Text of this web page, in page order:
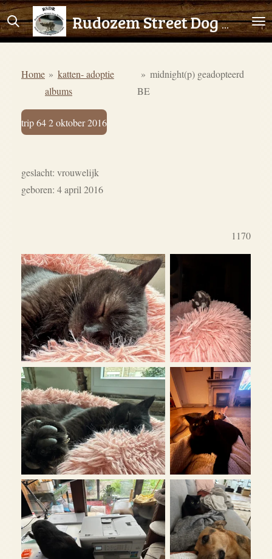
Ga
direct
hoofdinhoud
Rudozem Street Dog Rescue
Home » katten- adoptie
albums
» midnight(p) geadopteerd
BE
trip 64 2 oktober 2016
geslacht: vrouwelijk
geboren: 4 april 2016
1170